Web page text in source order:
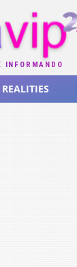
INFORMANDO
REALITIES